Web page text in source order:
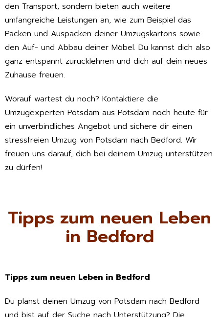
den Transport, sondern bieten auch weitere
umfangreiche Leistungen an, wie zum Beispiel das
Packen und Auspacken deiner Umzugskartons sowie
den Auf- und Abbau deiner Möbel. Du kannst dich also
ganz entspannt zurücklehnen und dich auf dein neues
Zuhause freuen.
Worauf wartest du noch? Kontaktiere die
Umzugexperten Potsdam aus Potsdam noch heute für
ein unverbindliches Angebot und sichere dir einen
stressfreien Umzug von Potsdam nach Bedford. Wir
freuen uns darauf, dich bei deinem Umzug unterstützen
zu dürfen!
Tipps zum neuen Leben
in Bedford
Tipps zum neuen Leben in Bedford
Du planst deinen Umzug von Potsdam nach Bedford